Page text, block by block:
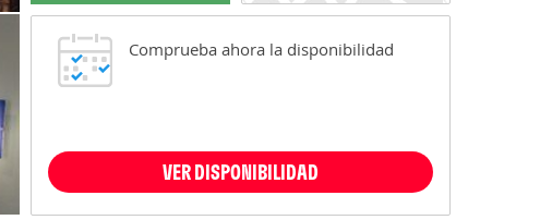
Comprueba ahora la disponibilidad
VER DISPONIBILIDAD